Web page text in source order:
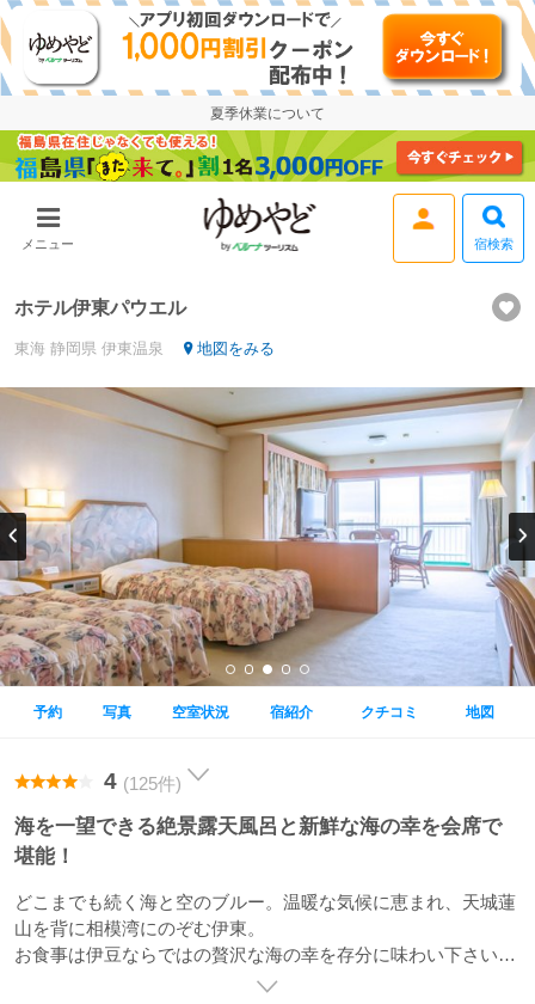
夏季休業について
メニュー 宿検索
ホテル伊東パウエル
東海 静岡県 伊東温泉 地図をみる
予約 写真 空室状況 宿紹介 クチコミ 地図
4 (125件)
海を一望できる絶景露天風呂と新鮮な海の幸を会席で
堪能！
どこまでも続く海と空のブルー。温暖な気候に恵まれ、天城蓮
山を背に相模湾にのぞむ伊東。
お食事は伊豆ならではの贅沢な海の幸を存分に味わい下さい。